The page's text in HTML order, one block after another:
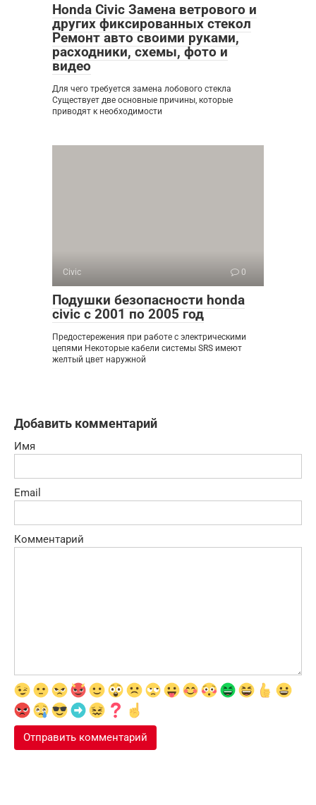
Honda Civic Замена ветрового и
других фиксированных стекол
Ремонт авто своими руками,
расходники, схемы, фото и
видео
Для чего требуется замена лобового стекла
Существует две основные причины, которые
приводят к необходимости
Civic 0
Подушки безопасности honda
civic с 2001 по 2005 год
Предостережения при работе с электрическими
цепями Некоторые кабели системы SRS имеют
желтый цвет наружной
Добавить комментарий
Имя
Email
Комментарий